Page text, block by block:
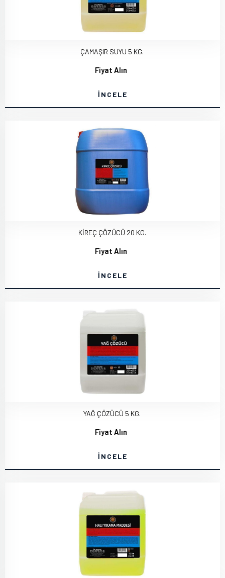
ÇAMAŞIR SUYU 5 KG.
Fiyat Alın
İNCELE
KİREÇ ÇÖZÜCÜ 20 KG.
Fiyat Alın
İNCELE
YAĞ ÇÖZÜCÜ 5 KG.
Fiyat Alın
İNCELE